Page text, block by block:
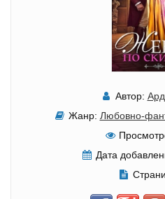
Автор:
Жанр: Любовно-
Дата